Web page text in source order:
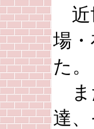
近
場
た。
ま
達